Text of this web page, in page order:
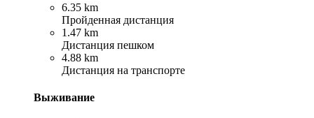
6.35 km
Пройденная дистанция
1.47 km
Дистанция пешком
4.88 km
Дистанция на транспорте
Выживание